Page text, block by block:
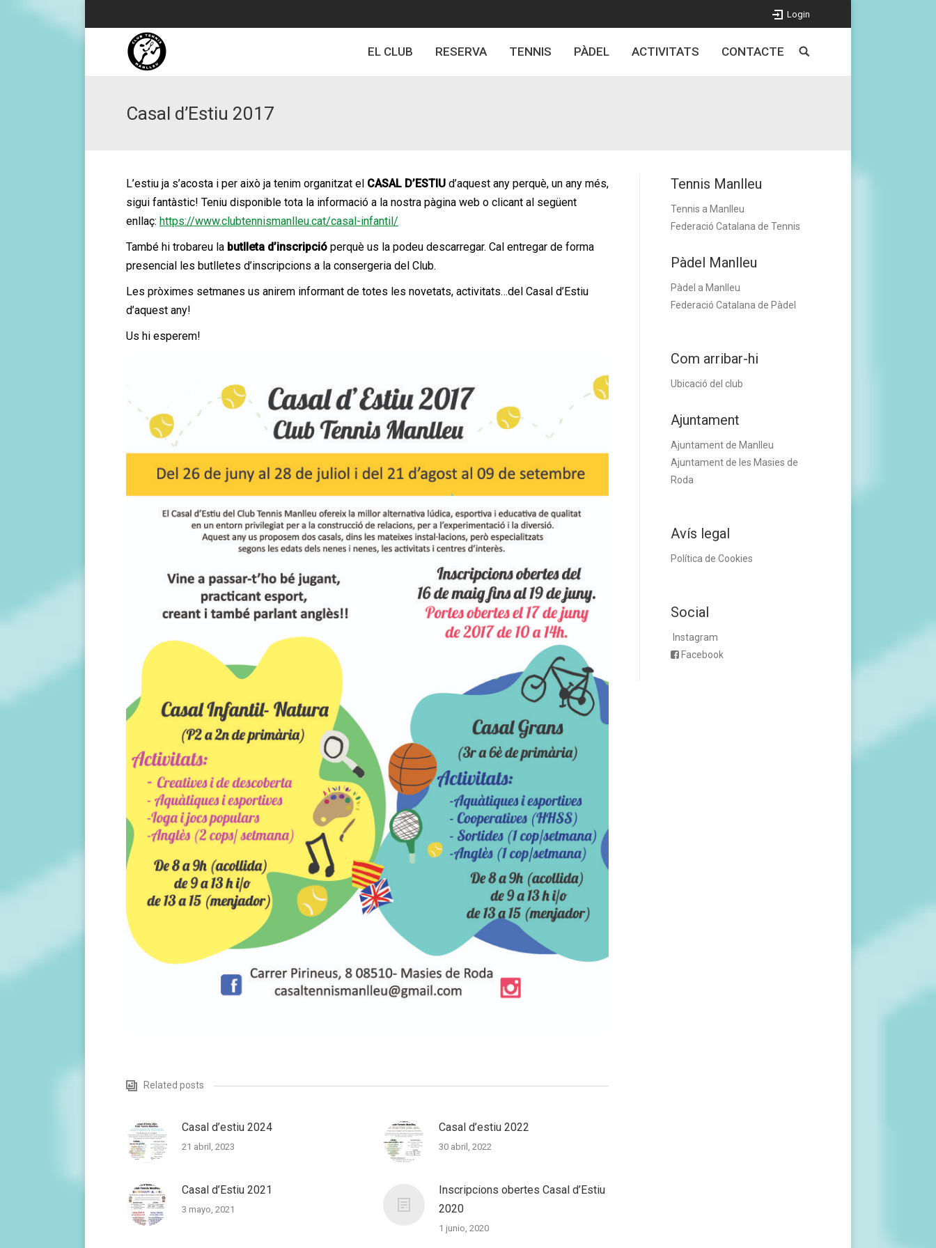
Login
EL CLUB RESERVA TENNIS PÀDEL ACTIVITATS CONTACTE
Casal d’Estiu 2017
L’estiu ja s’acosta i per això ja tenim organitzat el CASAL D’ESTIU d’aquest any perquè, un any més,
sigui fantàstic! Teniu disponible tota la informació a la nostra pàgina web o clicant al següent
enllaç: https://www.clubtennismanlleu.cat/casal-infantil/
També hi trobareu la butlleta d’inscripció perquè us la podeu descarregar. Cal entregar de forma
presencial les butlletes d’inscripcions a la consergeria del Club.
Les pròximes setmanes us anirem informant de totes les novetats, activitats…del Casal d’Estiu
d’aquest any!
Us hi esperem!
Related posts
Casal d’estiu 2024
21 abril, 2023
Casal d’estiu 2022
30 abril, 2022
Casal d’Estiu 2021
3 mayo, 2021
Inscripcions obertes Casal d’Estiu
2020
1 junio, 2020
Tennis Manlleu
Tennis a Manlleu
Federació Catalana de Tennis
Pàdel Manlleu
Pàdel a Manlleu
Federació Catalana de Pàdel
Com arribar-hi
Ubicació del club
Ajuntament
Ajuntament de Manlleu
Ajuntament de les Masies de
Roda
Avís legal
Política de Cookies
Social
Instagram
Facebook